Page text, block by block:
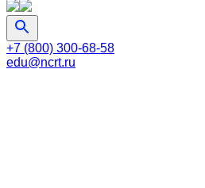
+7 (800) 300-68-58
edu@ncrt.ru